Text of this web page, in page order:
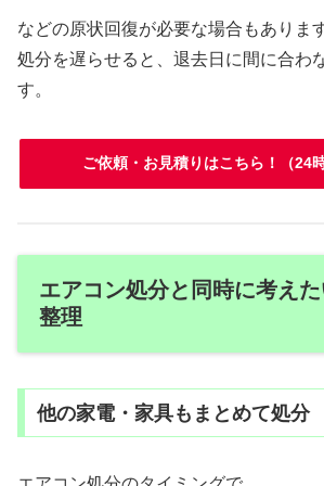
などの原状回復が必要な場合もあります
処分を遅らせると、退去日に間に合わ
す。
ご依頼・お見積りはこちら！（24
エアコン処分と同時に考え
整理
他の家電・家具もまとめて処分